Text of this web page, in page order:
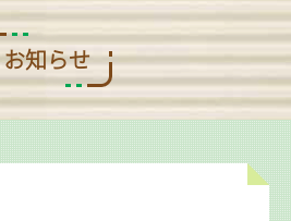
お問い合わせ
お知らせ